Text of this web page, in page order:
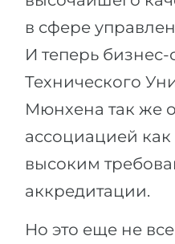
в сфере
И теперь
Технического
Мюнхена так же
ассоциацией
высоким
аккредитации.
Но это еще не